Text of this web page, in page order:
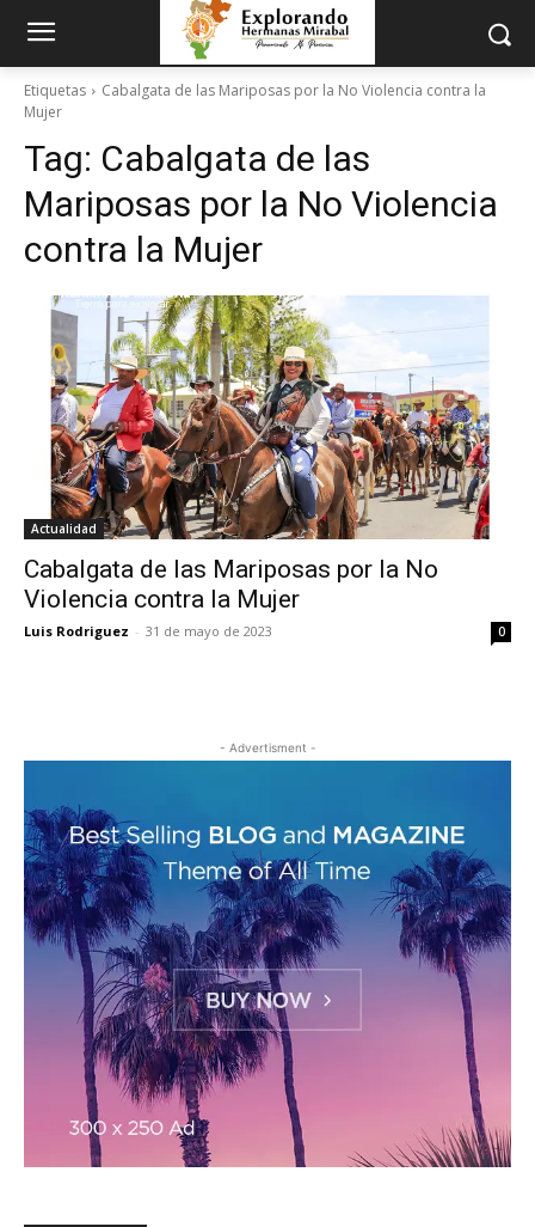
Etiquetas
Cabalgata de las Mariposas por la No Violencia contra la
Mujer
Tag: Cabalgata de las
Mariposas por la No Violencia
contra la Mujer
Actualidad
Cabalgata de las Mariposas por la No
Violencia contra la Mujer
Luis Rodriguez - 31 de mayo de 2023 0
- Advertisment -